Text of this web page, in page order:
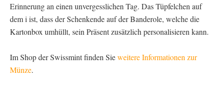
Erinnerung an einen unvergesslichen Tag. Das Tüpfelchen auf
dem i ist, dass der Schenkende auf der Banderole, welche die
Kartonbox umhüllt, sein Präsent zusätzlich personalisieren kann.
Im Shop der Swissmint finden Sieweitere Informationen zur
Münze.